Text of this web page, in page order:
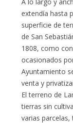
extendía hasta
superficie de
de San
1808, como
ocasionados
Ayuntamiento
venta y
El terreno de
tierras sin
varias